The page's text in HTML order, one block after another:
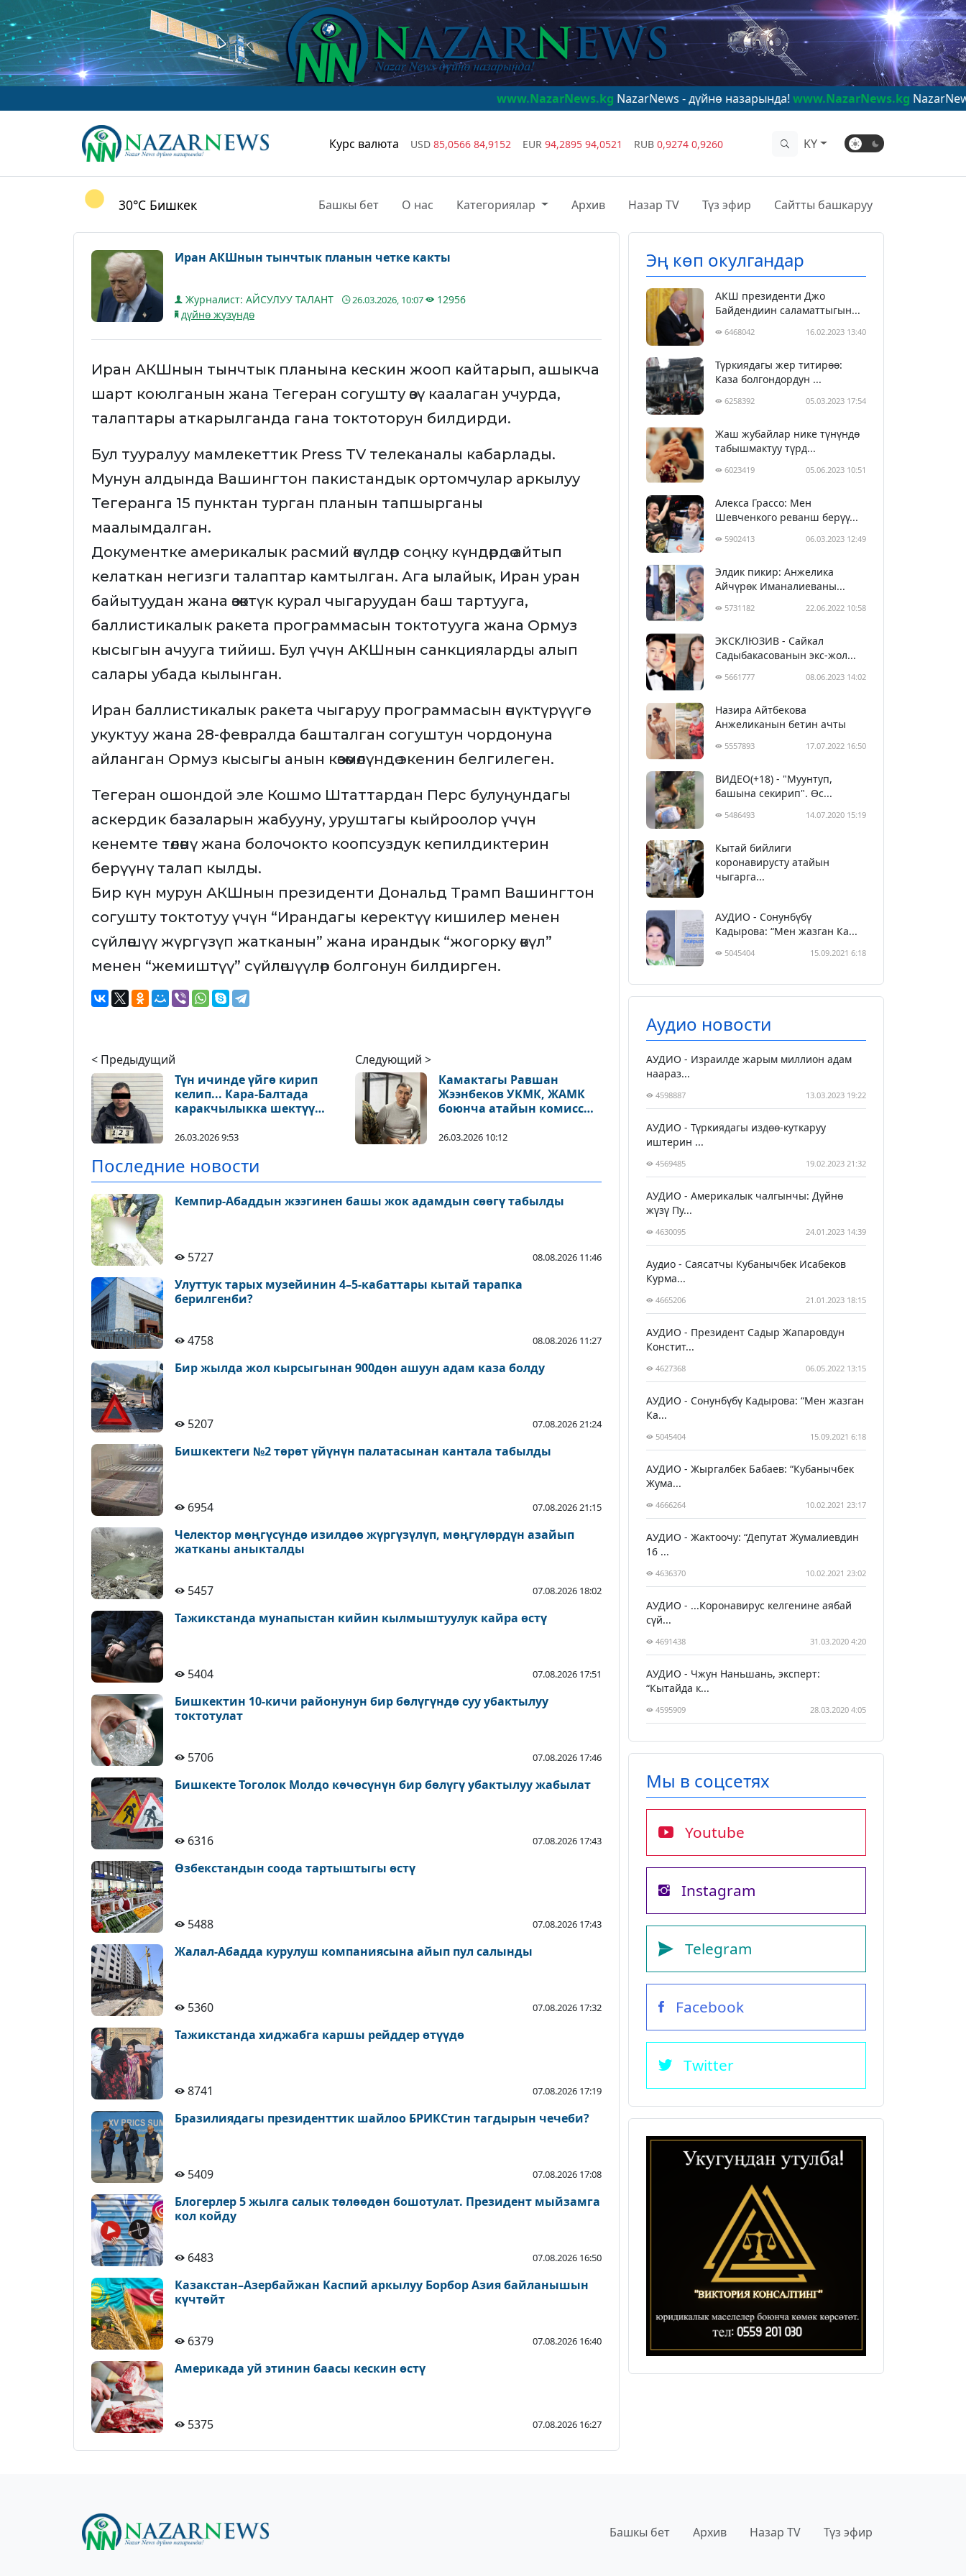
www.NazarNews.kgNazarNews - дүйнө назарында!www.NazarNews.kgNazarNews - в
Курс валюта USD 85,0566 84,9152 EUR 94,2895 94,0521 RUB 0,9274 0,9260 KY
30°C Бишкек Башкы бет О нас Категориялар Архив Назар TV Түз эфир Сайтты башкаруу
Иран АКШнын тынчтык планын четке какты
Журналист: АЙСУЛУУ ТАЛАНТ 26.03.2026, 10:07
12956
дүйнө жүзүндө
Иран АКШнын тынчтык планына кескин жооп кайтарып, ашыкча
шарт коюлганын жана Тегеран согушту өзү каалаган учурда,
талаптары аткарылганда гана токтоторун билдирди.
Бул тууралуу мамлекеттик Press TV телеканалы кабарлады.
Мунун алдында Вашингтон пакистандык ортомчулар аркылуу
Тегеранга 15 пунктан турган планын тапшырганы
маалымдалган.
Документке америкалык расмий өкүлдөр соңку күндөрдө айтып
келаткан негизги талаптар камтылган. Ага ылайык, Иран уран
байытуудан жана өзөктүк курал чыгаруудан баш тартууга,
баллистикалык ракета программасын токтотууга жана Ормуз
кысыгын ачууга тийиш. Бул үчүн АКШнын санкцияларды алып
салары убада кылынган.
Иран баллистикалык ракета чыгаруу программасын өнүктүрүүгө
укуктуу жана 28-февралда башталган согуштун чордонуна
айланган Ормуз кысыгы анын көзөмөлүндө экенин белгилеген.
Тегеран ошондой эле Кошмо Штаттардан Перс булуңундагы
аскердик базаларын жабууну, уруштагы кыйроолор үчүн
кенемте төлөөнү жана болочокто коопсуздук кепилдиктерин
берүүнү талап кылды.
Бир күн мурун АКШнын президенти Дональд Трамп Вашингтон
согушту токтотуу үчүн “Ирандагы керектүү кишилер менен
сүйлөшүү жүргүзүп жатканын” жана ирандык “жогорку өкүл”
менен “жемиштүү” сүйлөшүүлөр болгонун билдирген.
< Предыдущий
Түн ичинде үйгө кирип
келип... Кара-Балтада
каракчылыкка шектүү
26.03.2026 9:53
Следующий >
Камактагы Равшан
Жээнбеков УКМК, ЖАМК
боюнча атайын комиссия
26.03.2026 10:12
Последние новости
Кемпир-Абаддын жээгинен башы жок адамдын сөөгү табылды
5727 08.08.2026 11:46
Улуттук тарых музейинин 4–5-кабаттары кытай тарапка
берилгенби?
4758 08.08.2026 11:27
Бир жылда жол кырсыгынан 900дөн ашуун адам каза болду
5207 07.08.2026 21:24
Бишкектеги №2 төрөт үйүнүн палатасынан кантала табылды
6954 07.08.2026 21:15
Челектор мөңгүсүндө изилдөө жүргүзүлүп, мөңгүлөрдүн азайып
жатканы аныкталды
5457 07.08.2026 18:02
Тажикстанда мунапыстан кийин кылмыштуулук кайра өстү
5404 07.08.2026 17:51
Бишкектин 10-кичи районунун бир бөлүгүндө суу убактылуу
токтотулат
5706 07.08.2026 17:46
Бишкекте Тоголок Молдо көчөсүнүн бир бөлүгү убактылуу жабылат
6316 07.08.2026 17:43
Өзбекстандын соода тартыштыгы өстү
5488 07.08.2026 17:43
Жалал-Абадда курулуш компаниясына айып пул салынды
5360 07.08.2026 17:32
Тажикстанда хиджабга каршы рейддер өтүүдө
8741 07.08.2026 17:19
Бразилиядагы президенттик шайлоо БРИКСтин тагдырын чечеби?
5409 07.08.2026 17:08
Блогерлер 5 жылга салык төлөөдөн бошотулат. Президент мыйзамга
кол койду
6483 07.08.2026 16:50
Казакстан–Азербайжан Каспий аркылуу Борбор Азия байланышын
күчтөйт
6379 07.08.2026 16:40
Америкада уй этинин баасы кескин өстү
5375 07.08.2026 16:27
Эң көп окулгандар
АКШ президенти Джо
Байдендиин саламаттыгын...
6468042 16.02.2023 13:40
Түркиядагы жер титирөө:
Каза болгондордун ...
6258392 05.03.2023 17:54
Жаш жубайлар нике түнүндө
табышмактуу түрд...
6023419 05.06.2023 10:51
Алекса Грассо: Мен
Шевченкого реванш берүү...
5902413 06.03.2023 12:49
Элдик пикир: Анжелика
Айчүрөк Иманалиеваны...
5731182 22.06.2022 10:58
ЭКСКЛЮЗИВ - Сайкал
Садыбакасованын экс-жол...
5661777 08.06.2023 14:02
Назира Айтбекова
Анжеликанын бетин ачты
5557893 17.07.2022 16:50
ВИДЕО(+18) - "Муунтуп,
башына секирип". Өс...
5486493 14.07.2020 15:19
Кытай бийлиги
коронавирусту атайын
чыгарга...
АУДИО - Сонунбүбү
Кадырова: “Мен жазган Ка...
5045404 15.09.2021 6:18
Аудио новости
АУДИО - Израилде жарым миллион адам
наараз...
4598887 13.03.2023 19:22
АУДИО - Түркиядагы издөө-куткаруу
иштерин ...
4569485 19.02.2023 21:32
АУДИО - Америкалык чалгынчы: Дүйнө
жүзү Пу...
4630095 24.01.2023 14:39
Аудио - Саясатчы Кубанычбек Исабеков
Курма...
4665206 21.01.2023 18:15
АУДИО - Президент Садыр Жапаровдун
Констит...
4627368 06.05.2022 13:15
АУДИО - Сонунбүбү Кадырова: “Мен жазган
Ка...
5045404 15.09.2021 6:18
АУДИО - Жыргалбек Бабаев: “Кубанычбек
Жума...
4666264 10.02.2021 23:17
АУДИО - Жактоочу: “Депутат Жумалиевдин
16 ...
4636370 10.02.2021 23:02
АУДИО - ...Коронавирус келгенине аябай
сүй...
4691438 31.03.2020 4:20
АУДИО - Чжун Наньшань, эксперт:
“Кытайда к...
4595909 28.03.2020 4:05
Мы в соцсетях
Youtube
Instagram
Telegram
Facebook
Twitter
Башкы бет Архив Назар TV Түз эфир